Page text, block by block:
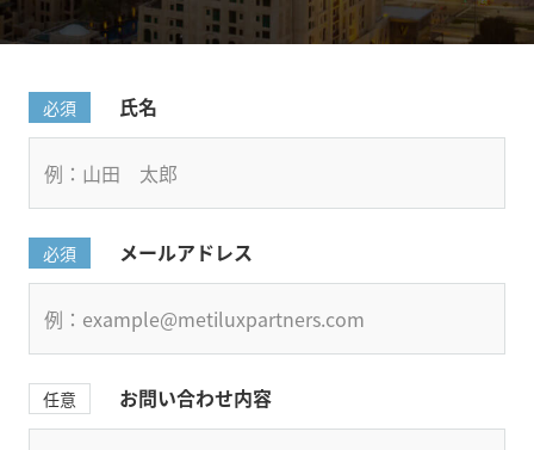
必須 氏名
必須 メールアドレス
任意 お問い合わせ内容